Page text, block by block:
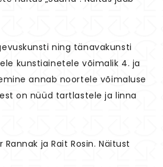
ning tänavakunsti
kunstiainetele võimalik 4. ja
annab noortele võimaluse
on nüüd tartlastele ja linna
ja Rait Rosin. Näitust